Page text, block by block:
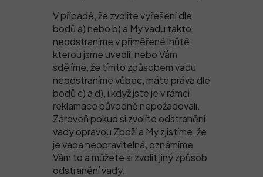
V případě, že zvolíte vyřešení dle
bodů a) nebo b) a My vadu takto
neodstraníme v přiměřené lhůtě,
kterou jsme uvedli, nebo Vám
sdělíme, že tímto způsobem vadu
neodstraníme vůbec, máte práva dle
bodů c) a d), i když jste je v rámci
reklamace původně nepožadovali.
Zároveň pokud si zvolíte odstranění
vady opravou Zboží a My zjistíme, že
je vada neopravitelná, oznámíme
Vám to a můžete si zvolit jiný způsob
odstranění vady.